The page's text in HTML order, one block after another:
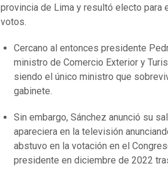
provincia de Lima y resultó electo para
votos.
Cercano al entonces presidente
ministro de Comercio Exterior y
siendo el único ministro que
gabinete.
Sin embargo, Sánchez anunció su
apareciera en la televisión
abstuvo en la votación en el
presidente en diciembre de 2022